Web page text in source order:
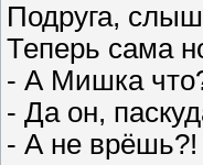
Подруга,
Теперь сама
- А Мишка
- Да он,
- А не врёшь?!